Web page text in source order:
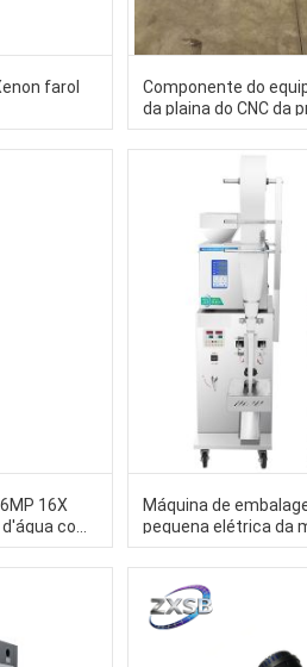
farol
Componente do
da plaina do CNC da
cortador do
1000mm
16X
com
automático
Máquina de
pequena elétrica da
máquina de